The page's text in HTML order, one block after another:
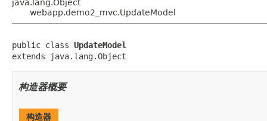
java.lang.Object
webapp.demo2_mvc.UpdateModel
public class UpdateModel
extends java.lang.Object
构造器概要
构造器